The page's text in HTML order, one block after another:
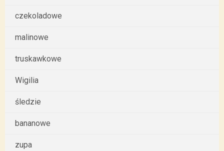
czekoladowe
malinowe
truskawkowe
Wigilia
śledzie
bananowe
zupa